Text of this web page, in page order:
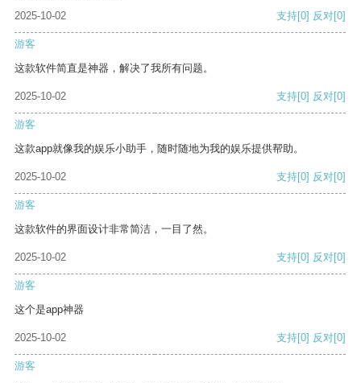
2025-10-02
支持[0] 反对[0]
游客
这款软件简直是神器，解决了我所有问题。
2025-10-02 支持[0] 反对[0]
游客
这款app就像我的娱乐小助手，随时随地为我的娱乐提供帮助。
2025-10-02 支持[0] 反对[0]
游客
这款软件的界面设计非常简洁，一目了然。
2025-10-02 支持[0] 反对[0]
游客
这个是app神器
2025-10-02 支持[0] 反对[0]
游客